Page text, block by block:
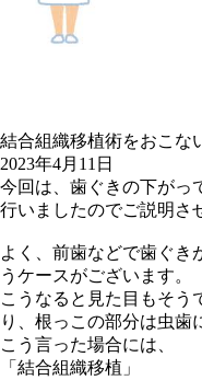
結合組織移植術をおこな
2023年4月11日
今回は、歯ぐきの下がっ
行いましたのでご説明さ
よく、前歯などで歯ぐき
うケースがございます。
こうなると見た目もそう
り、根っこの部分は虫歯
こう言った場合には、
「結合組織移植」